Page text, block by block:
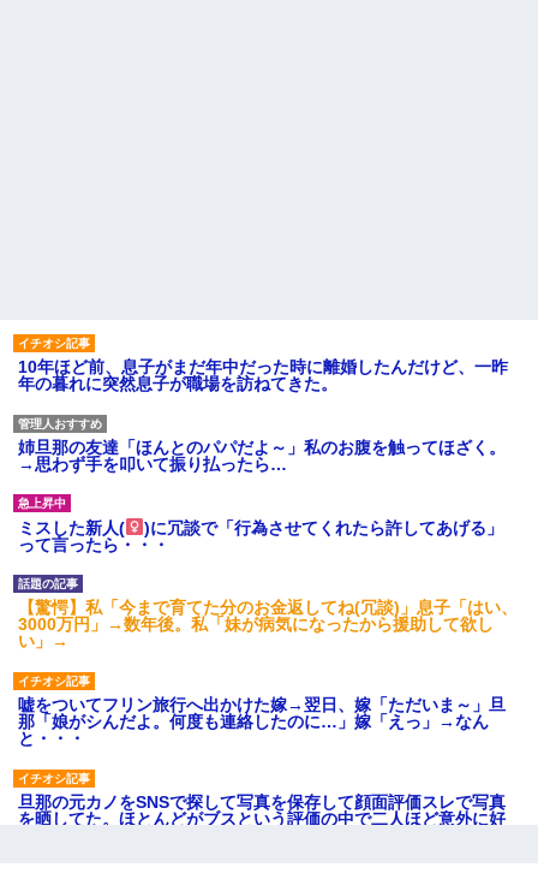
10年ほど前、息子がまだ年中だった時に離婚したんだけど、一昨
年の暮れに突然息子が職場を訪ねてきた。
姉旦那の友達「ほんとのパパだよ～」私のお腹を触ってほざく。
→思わず手を叩いて振り払ったら…
ミスした新人(
)に冗談で「行為させてくれたら許してあげる」
って言ったら・・・
【驚愕】私「今まで育てた分のお金返してね(冗談)」息子「はい、
3000万円」→数年後。私「妹が病気になったから援助して欲し
い」→
嘘をついてフリン旅行へ出かけた嫁→翌日、嫁「ただいま～」旦
那「娘がシんだよ。何度も連絡したのに…」嫁「えっ」→なん
と・・・
旦那の元カノをSNSで探して写真を保存して顔面評価スレで写真
を晒してた。ほとんどがブスという評価の中で二人ほど意外に好